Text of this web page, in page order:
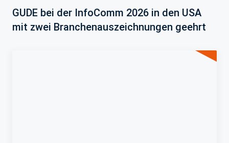
GUDE bei der InfoComm 2026 in den USA
mit zwei Branchenauszeichnungen geehrt